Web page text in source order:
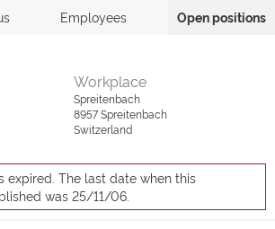
Employees Open positions
Workplace
Spreitenbach
8957Spreitenbach
Switzerland
expired. The last date when this
was 25/11/06.